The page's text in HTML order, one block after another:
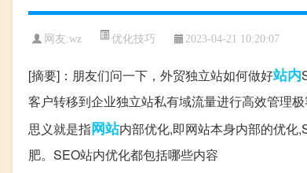
网友:wz 优化技巧 2023-04-21 10:20:07
[摘要]：朋友们问一下，外贸独立站如何做好站内
客户转移到企业独立站私有域流量进行高效管理
思义就是指网站内部优化,即网站本身内部的优化
肥。SEO站内优化都包括哪些内容